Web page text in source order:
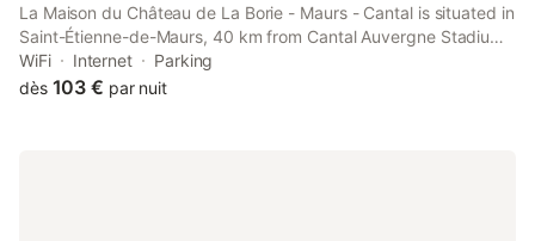
La Maison du Château de La Borie - Maurs - Cantal is situated in
Saint-Étienne-de-Maurs, 40 km from Cantal Auvergne Stadium,
40 km from Aurillac Congress Centre, as well as 31 km from
Haute Auvergne Golf Course.
WiFi Internet
Parking
dès 103 € par nuit